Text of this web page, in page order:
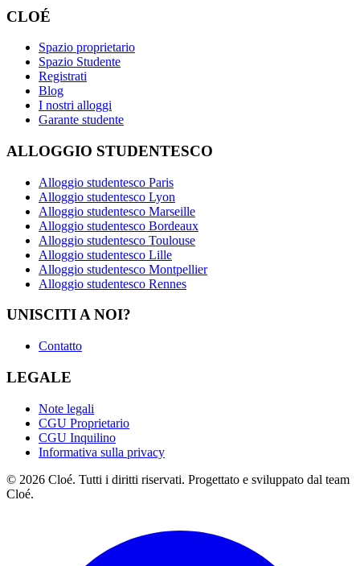
CLOÉ
Spazio proprietario
Spazio Studente
Registrati
Blog
I nostri alloggi
Garante studente
ALLOGGIO STUDENTESCO
Alloggio studentesco Paris
Alloggio studentesco Lyon
Alloggio studentesco Marseille
Alloggio studentesco Bordeaux
Alloggio studentesco Toulouse
Alloggio studentesco Lille
Alloggio studentesco Montpellier
Alloggio studentesco Rennes
UNISCITI A NOI?
Contatto
LEGALE
Note legali
CGU Proprietario
CGU Inquilino
Informativa sulla privacy
© 2026 Cloé. Tutti i diritti riservati. Progettato e sviluppato dal team
Cloé.